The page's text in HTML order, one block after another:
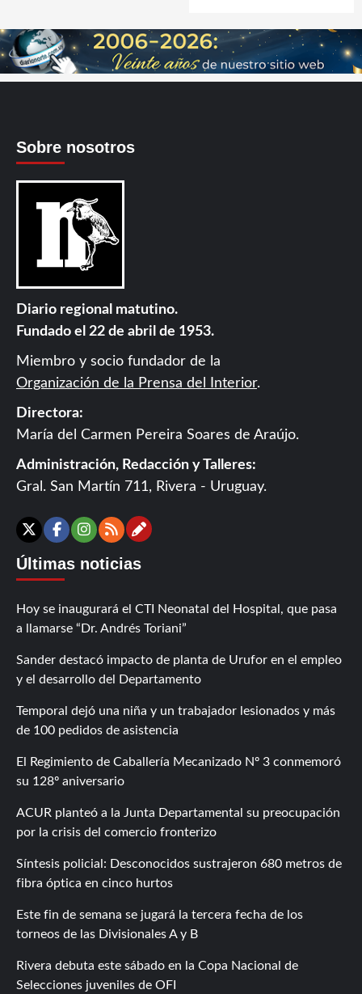
Sobre nosotros
Diario regional matutino.
Fundado el 22 de abril de 1953.
Miembro y socio fundador de la
Organización de la Prensa del Interior.
Directora:
María del Carmen Pereira Soares de Araújo.
Administración, Redacción y Talleres:
Gral. San Martín 711, Rivera - Uruguay.
X Facebook
Instagram
RSSContáctanos
Últimas noticias
Hoy se inaugurará el CTI Neonatal del Hospital, que pasa
a llamarse “Dr. Andrés Toriani”
Sander destacó impacto de planta de Urufor en el empleo
y el desarrollo del Departamento
Temporal dejó una niña y un trabajador lesionados y más
de 100 pedidos de asistencia
El Regimiento de Caballería Mecanizado Nº 3 conmemoró
su 128º aniversario
ACUR planteó a la Junta Departamental su preocupación
por la crisis del comercio fronterizo
Síntesis policial: Desconocidos sustrajeron 680 metros de
fibra óptica en cinco hurtos
Este fin de semana se jugará la tercera fecha de los
torneos de las Divisionales A y B
Rivera debuta este sábado en la Copa Nacional de
Selecciones juveniles de OFI